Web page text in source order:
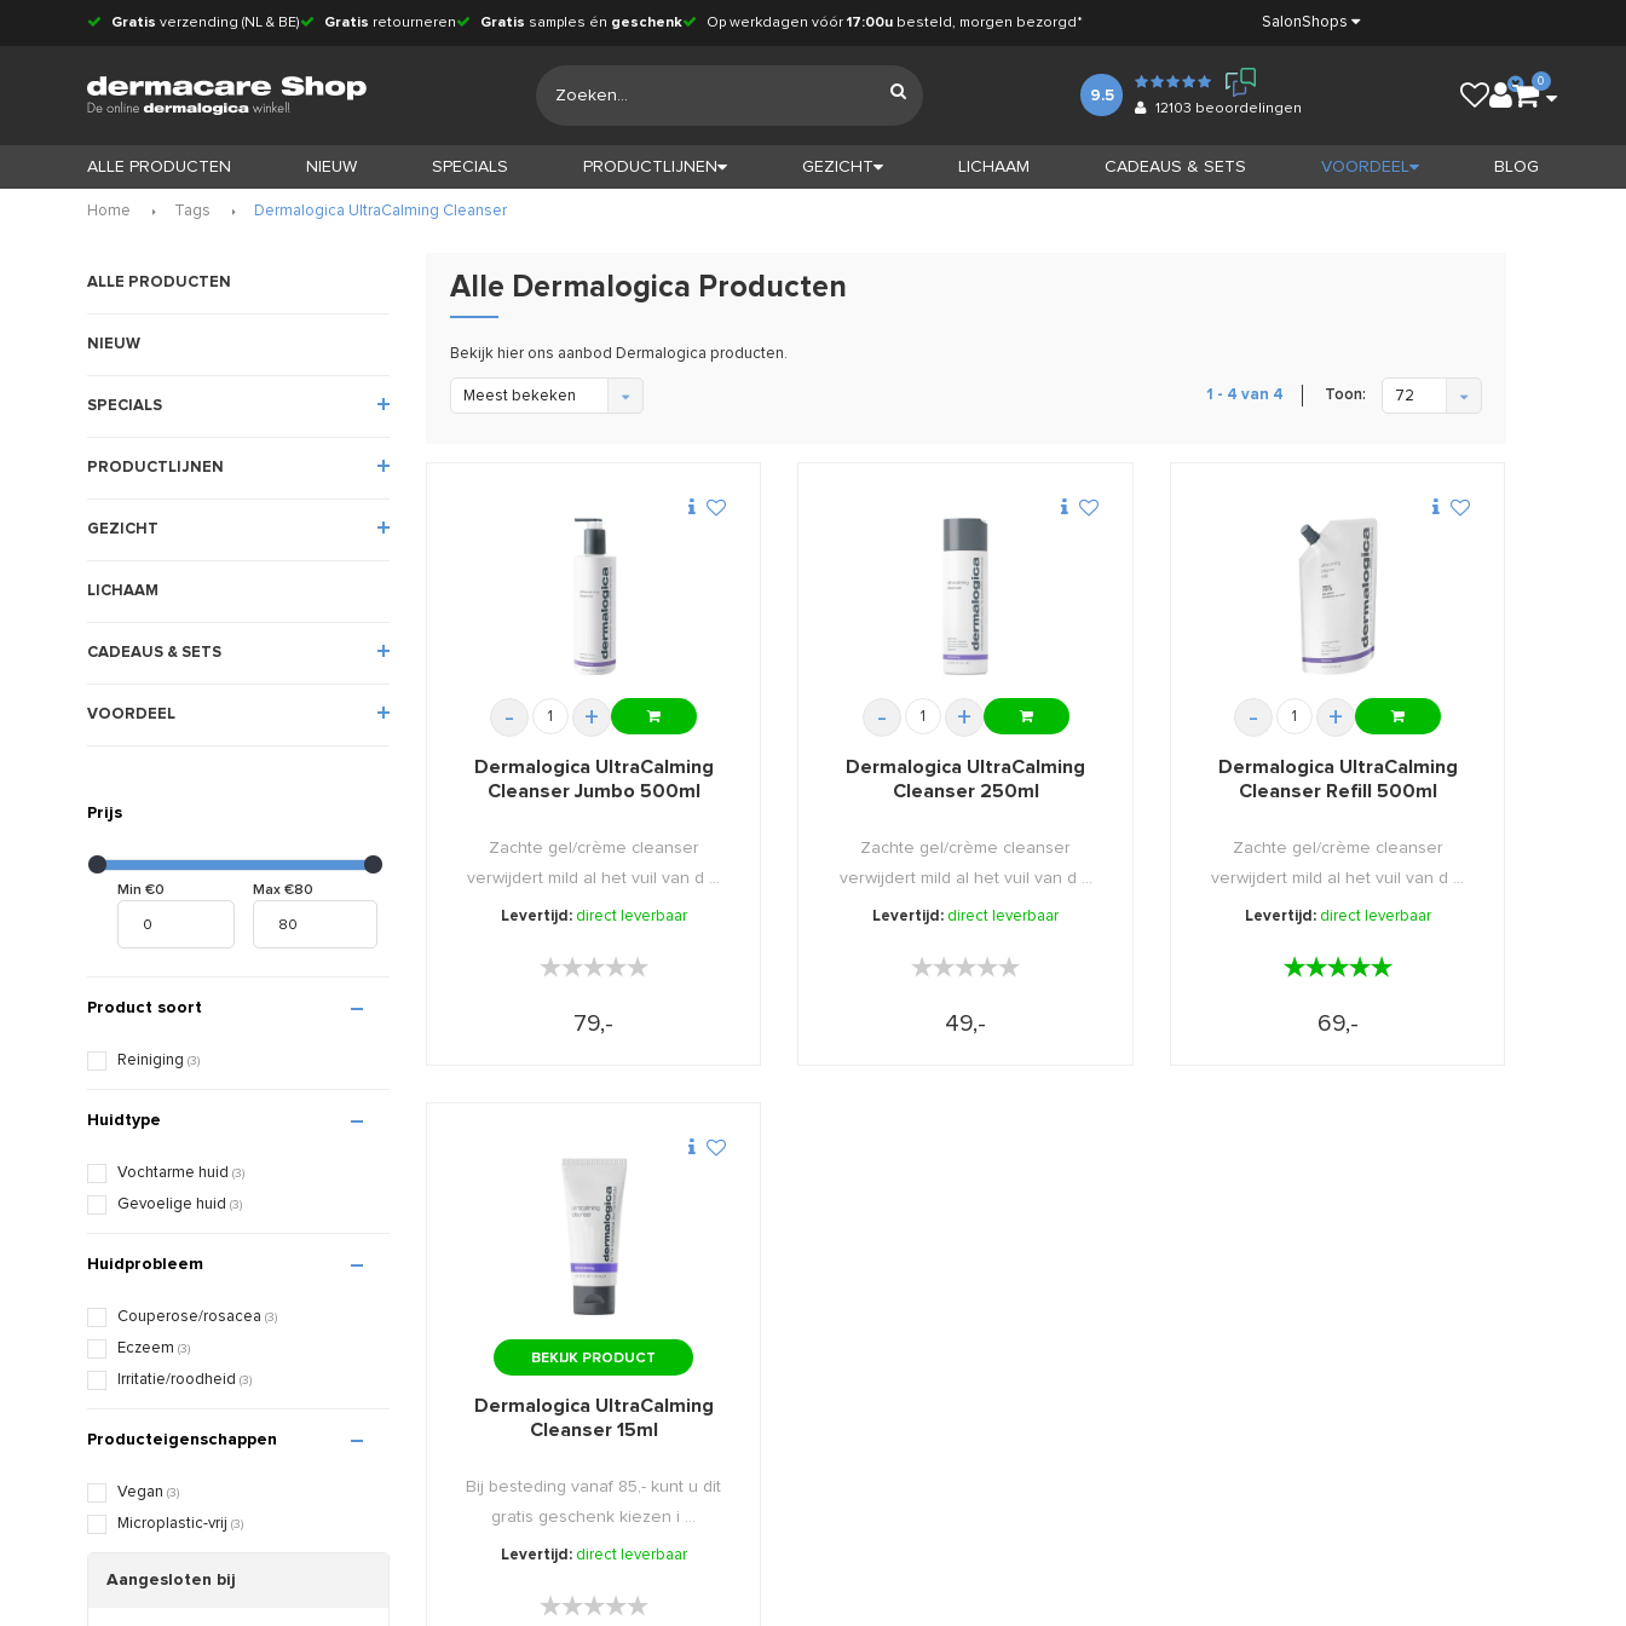
Gratis verzending (NL & BE) Gratis retourneren Gratis samples én geschenk Op werkdagen vóór 17:00u besteld, morgen bezorgd* SalonShops
9.5
12103 beoordelingen
0
ALLE PRODUCTEN NIEUW SPECIALS PRODUCTLIJNEN GEZICHT LICHAAM CADEAUS & SETS VOORDEEL BLOG
Home Tags Dermalogica UltraCalming Cleanser
ALLE PRODUCTEN
NIEUW
SPECIALS
PRODUCTLIJNEN
GEZICHT
LICHAAM
CADEAUS & SETS
VOORDEEL
Prijs
Min €0 Max €80
Product soort
Reiniging (3)
Huidtype
Vochtarme huid (3)
Gevoelige huid (3)
Huidprobleem
Couperose/rosacea (3)
Eczeem (3)
Irritatie/roodheid (3)
Producteigenschappen
Vegan (3)
Microplastic-vrij (3)
Aangesloten bij
Alle Dermalogica Producten
Bekijk hier ons aanbod Dermalogica producten.
Meest bekeken 1 - 4 van 4 Toon: 72
- +
Dermalogica UltraCalming
Cleanser Jumbo 500ml
Zachte gel/crème cleanser
verwijdert mild al het vuil van d ...
Levertijd: direct leverbaar
★★★★★
★★★★★
79,-
- +
Dermalogica UltraCalming
Cleanser 250ml
Zachte gel/crème cleanser
verwijdert mild al het vuil van d ...
Levertijd: direct leverbaar
★★★★★
★★★★★
49,-
- +
Dermalogica UltraCalming
Cleanser Refill 500ml
Zachte gel/crème cleanser
verwijdert mild al het vuil van d ...
Levertijd: direct leverbaar
★★★★★
★★★★★
69,-
BEKIJK PRODUCT
Dermalogica UltraCalming
Cleanser 15ml
Bij besteding vanaf 85,- kunt u dit
gratis geschenk kiezen i ...
Levertijd: direct leverbaar
★★★★★
★★★★★